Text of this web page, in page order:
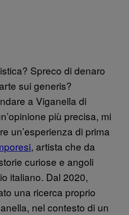
Spreco di denaro
sui generis?
a Viganella di
più precisa, mi
un’esperienza di prima
, artista che da
curiose e angoli
italiano. Dal 2020,
una ricerca proprio
nel contesto di un